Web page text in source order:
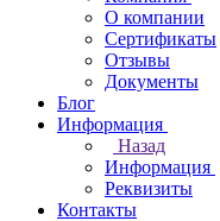
О компании
Сертификаты
Отзывы
Документы
Блог
Информация
Назад
Информация
Реквизиты
Контакты